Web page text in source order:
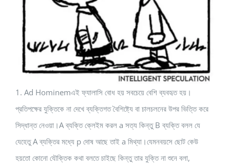
1. Ad Hominemএই ফ্যালাসি বোধ হয় সবচেয়ে বেশি ব্যবহৃত হয়।
প্রতিপক্ষের যুক্তিকে না দেখে ব্যক্তিগত বৈশিষ্ট্যে বা চালচলনের উপর ভিত্তি করে
সিদ্ধান্ত নেওয়া।A‍ ব্যক্তি ক্লেইম করল a সত্য কিন্তু B ব্যক্তি বলল যে
যেহেতু A ব্যক্তির মধ্যে p দোষ আছে তাই a মিথ্যা।যেমনবয়সে ছোট কেউ
হয়তো কোনো যৌক্তিক কথা বলতে চাইছে কিন্তু তার যুক্তি না শুনে বলা,